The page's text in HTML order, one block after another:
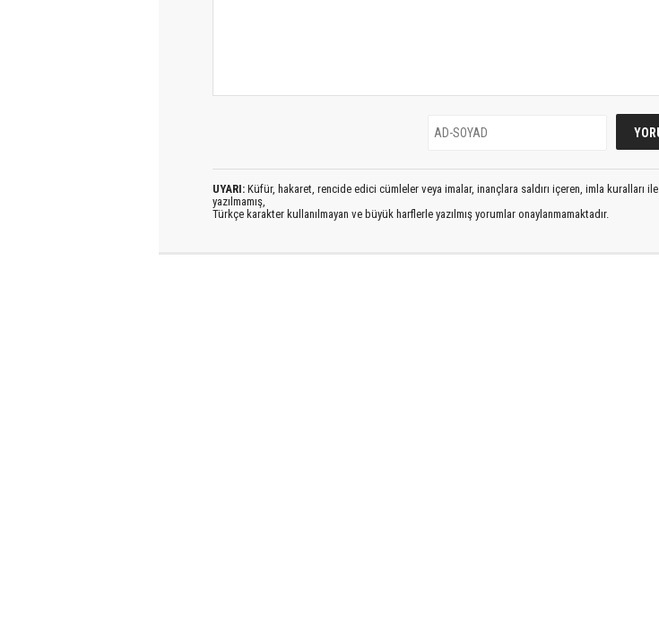
UYARI: Küfür, hakaret, rencide edici cümleler veya imalar, inançlara saldırı içeren, imla kuralları ile
yazılmamış,
Türkçe karakter kullanılmayan ve büyük harflerle yazılmış yorumlar onaylanmamaktadır.